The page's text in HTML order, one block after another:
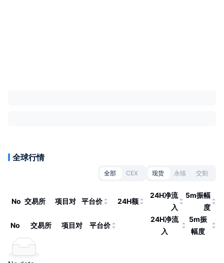
全球行情
全部 CEX 现货 永续 交割
No 交易所 项目对 平台价 24H额
24H净流
入
5m振幅
度
No 交易所 项目对 平台价
24H净流
入
5m振
幅度